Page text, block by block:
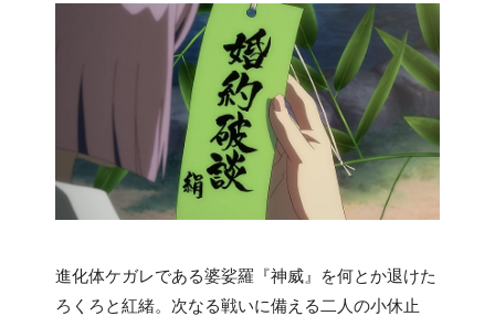
進化体ケガレである婆娑羅『神威』を何とか退けた
ろくろと紅緒。次なる戦いに備える二人の小休止